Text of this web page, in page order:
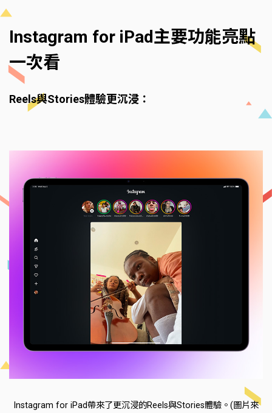
Instagram for iPad主要功能亮點
一次看
Reels與Stories體驗更沉浸：
Instagram for iPad帶來了更沉浸的Reels與Stories體驗。(圖片來